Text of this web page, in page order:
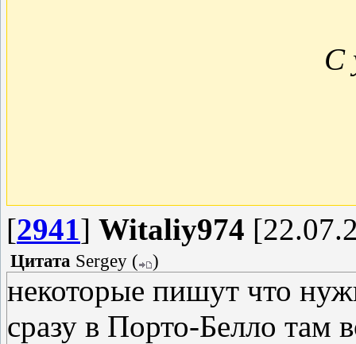
С
[2941] Witaliy974
Цитата Sergey ( )
некоторые пишут что
сразу в Порто-Белло там